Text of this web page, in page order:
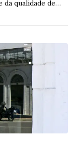
da qualidade de